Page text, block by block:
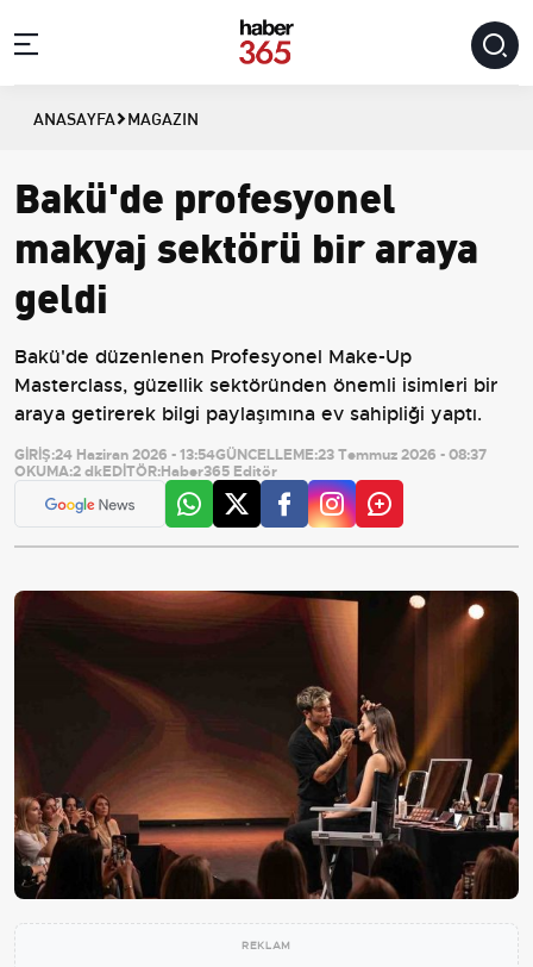
ANASAYFA MAGAZIN
Bakü'de profesyonel
makyaj sektörü bir araya
geldi
Bakü'de düzenlenen Profesyonel Make-Up
Masterclass, güzellik sektöründen önemli isimleri bir
araya getirerek bilgi paylaşımına ev sahipliği yaptı.
GİRİŞ:24 Haziran 2026 - 13:54GÜNCELLEME:23 Temmuz 2026 - 08:37
OKUMA:2 dkEDİTÖR:Haber365 Editör
REKLAM